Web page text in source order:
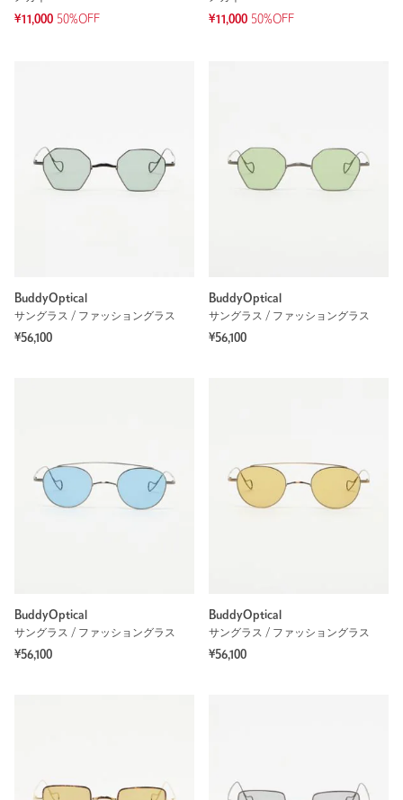
¥11,000 50%OFF
¥11,000 50%OFF
BuddyOptical
サングラス / ファッショングラス
¥56,100
BuddyOptical
サングラス / ファッショングラス
¥56,100
BuddyOptical
サングラス / ファッショングラス
¥56,100
BuddyOptical
サングラス / ファッショングラス
¥56,100